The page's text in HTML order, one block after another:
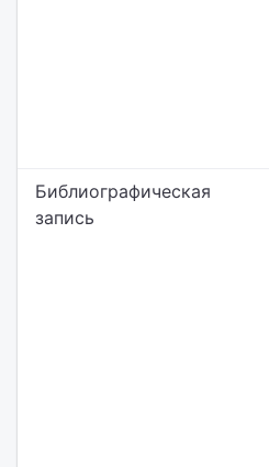
Библиографическая
запись